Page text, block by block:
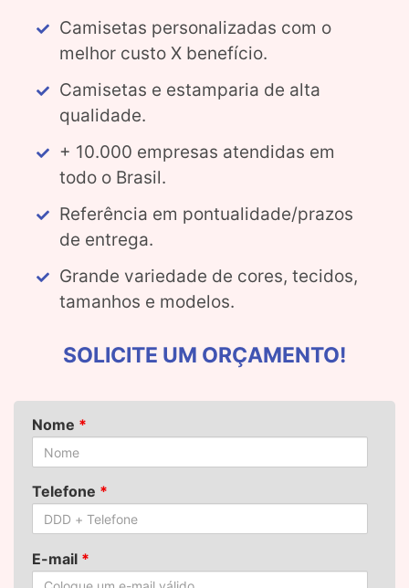
Camisetas personalizadas com o
melhor custo X benefício.
Camisetas e estamparia de alta
qualidade.
+ 10.000 empresas atendidas em
todo o Brasil.
Referência em pontualidade/prazos
de entrega.
Grande variedade de cores, tecidos,
tamanhos e modelos.
SOLICITE UM ORÇAMENTO!
Nome *
Telefone *
E-mail *